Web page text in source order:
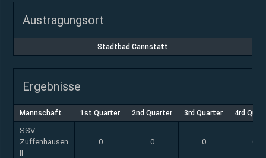
Austragungsort
Stadtbad Cannstatt
Ergebnisse
Mannschaft 1st Quarter 2nd Quarter 3rd Quarter 4rd
SSV
Zuffenhausen
II
0 0 0 0